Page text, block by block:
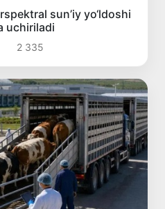
sun’iy yo‘ldoshi
uchiriladi
2 335